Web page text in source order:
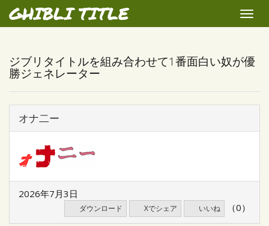
GHIBLI TITLE
Toggle
ジブリタイトルを組み合わせて1番面白い奴が優
勝ジェネレーター
オナ二ー
2026年7月3日
ダウンロード Xでシェア いいね （0）